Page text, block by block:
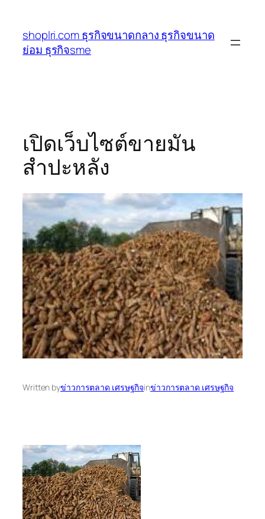
เนื้อหา
shoplri.com ธุรกิจขนาดกลาง ธุรกิจขนาด
ย่อม ธุรกิจsme
เปิดเว็บไซต์ขายมัน
สำปะหลัง
Written byข่าวการตลาด เศรษฐกิจinข่าวการตลาด เศรษฐกิจ